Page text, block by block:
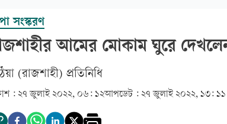
সংস্করণ
আমের মোকাম ঘুরে দেখলেন
(রাজশাহী) প্রতিনিধি
: ২৭ জুলাই ২০২২, ০৬: ১২আপডেট : ২৭ জুলাই ২০২২, ১৩: ১১